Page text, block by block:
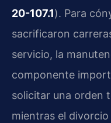
20-107.1). Para
sacrificaron
servicio, la
componente
solicitar una orden
mientras el